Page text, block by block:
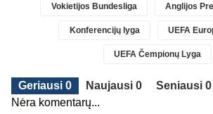
Vokietijos Bundesliga Anglijos
Konferencijų lyga UEFA
UEFA Čempionų Lyga
Geriausi 0 Naujausi 0
Seniausi 0
Nėra komentarų...